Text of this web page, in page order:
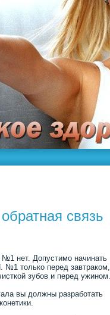
связь
нет. Допустимо начинать
№1 только перед завтраком,
зубов и перед ужином.
вы должны разработать